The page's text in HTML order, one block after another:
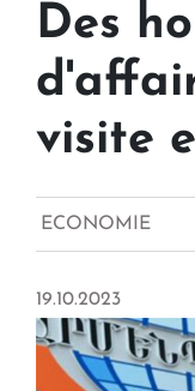
Des
visite
ECONOMIE
19.10.2023